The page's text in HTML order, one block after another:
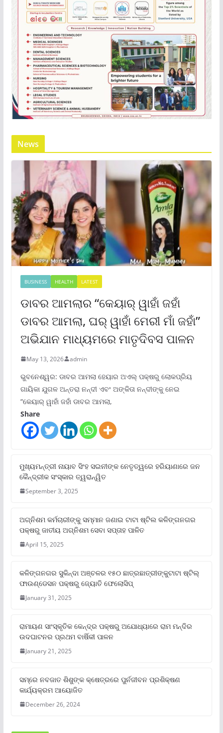
News
BUSINESS HEALTH LATEST
ଡାବର ଆମଲାର “କେୟାର୍ ୱାହାଁ ଜହାଁ
ଡାବର ଆମଲା, ଘର୍ ୱାହାଁ ମେରୀ ମାଁ ଜହାଁ”
ଅଭିଯାନ ମାଧ୍ୟମରେ ମାତୃଦିବସ ପାଳନ
May 13, 2026 admin
ଭୁବନେଶ୍ୱର: ଡାବର ଆମଲା ହେୟାର ଅଏଲ୍ ପକ୍ଷରୁ ଲୋକପ୍ରିୟ
ଗାୟିକା ଯୁଗଳ ଅନ୍ତରା ନନ୍ଦୀ ଏବଂ ଅଙ୍କିତା ନନ୍ଦୀଙ୍କୁ ନେଇ
“କେୟାର୍ ୱାହାଁ ଜହାଁ ଡାବର ଆମଲା,
Share
ମୁଖ୍ୟମନ୍ତ୍ରୀ ନାୟାବ ସିଂହ ସଇନୀଙ୍କ ନେତୃତ୍ୱରେ ହରିୟାଣାରେ ଜନ
କୈନ୍ଦ୍ରୀକ ସଂସ୍କାର ତ୍ୱରାନ୍ୱିତ
September 3, 2025
ଅଗ୍ନିଶମ କର୍ମଚାରୀଙ୍କୁ ସମ୍ମାନ ଜଣାଇ ଟାଟା ଷ୍ଟିଲ କଳିଙ୍ଗନଗର
ପକ୍ଷରୁ ଜାତୀୟ ଅଗ୍ନିଶମ ସେବା ସପ୍ତାହ ପାଳିତ
April 15, 2025
କଳିଙ୍ଗନଗର ସୁକିନ୍ଦା ଅଞ୍ଚଳର ୧୫୦ ଛାତ୍ରଛାତ୍ରୀଙ୍କୁଟାଟା ଷ୍ଟିଲ୍
ଫାଉଣ୍ଡେସନ ପକ୍ଷରୁ ଜ୍ୟୋତି ଫେଲୋସିପ୍‌
January 31, 2025
ରାମାୟଣ ସାଂସ୍କୃତିକ କେନ୍ଦ୍ର ପକ୍ଷରୁ ଅଯୋଧ୍ୟାରେ ରାମ ମନ୍ଦିର
ଉଦଘାଟନର ପ୍ରଥମ ବାର୍ଷିକୀ ପାଳନ
January 21, 2025
ସମ୍‌ରେ ନବଜାତ ଶିଶୁଙ୍କ କ୍ଷେତ୍ରରେ ପୁର୍ନଜୀବନ ପ୍ରଶିକ୍ଷଣ
କାର୍ଯ୍ୟକ୍ରମ ଆୟୋଜିତ
December 26, 2024